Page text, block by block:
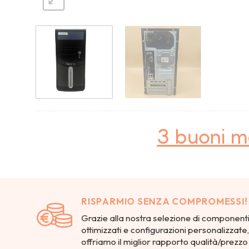
3 buoni
RISPARMIO SENZA COMPROMESSI!
Grazie alla nostra selezione di componenti
ottimizzati e configurazioni personalizzate,
offriamo il miglior rapporto qualità/prezzo